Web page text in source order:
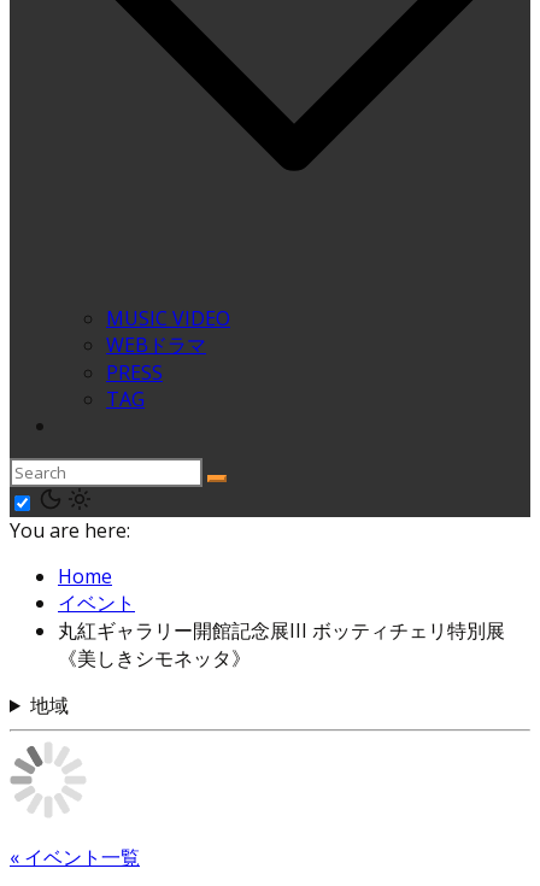
MUSIC VIDEO
WEBドラマ
PRESS
TAG
You are here:
Home
イベント
丸紅ギャラリー開館記念展III ボッティチェリ特別展
《美しきシモネッタ》
地域
« イベント一覧